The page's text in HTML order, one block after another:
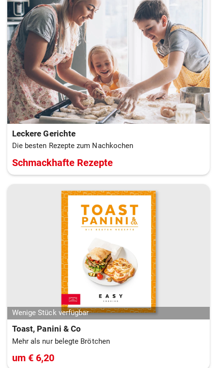
Leckere Gerichte
Die besten Rezepte zum Nachkochen
Schmackhafte Rezepte
Wenige Stück verfügbar
Toast, Panini & Co
Mehr als nur belegte Brötchen
um € 6,20